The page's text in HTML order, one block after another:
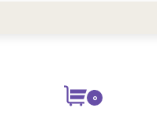
۰